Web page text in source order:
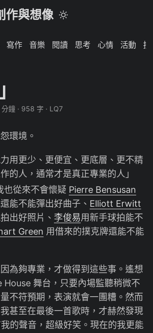
作與想像
寫作 音樂 閱讀 思考 心情 活動 技
分鐘 · 958 字 · LQ7
環境。
更少、更便宜、更底層、更不精
的人，通常才是真正專業的人」
也從來不會懷疑 Pierre Bensusan
能不能彈出好曲子、 Elliott Erwitt
出好照片、 李俊易用新手球拍能不
Green 用借來的撲克牌還能不能
夠專業，才做得到這些事。遙想
House 舞台，只要內場監聽稍微不
不符預期，表演就會一團糟。然而
甚至在最後一首歌時，才赫然發現
的聲音，超級好笑。現在的我更能